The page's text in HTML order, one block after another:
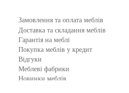
Замовлення та оплата меблів
Доставка та складання меблів
Гарантія на меблі
Покупка меблів у кредит
Відгуки
Меблеві фабрики
Новинки меблів